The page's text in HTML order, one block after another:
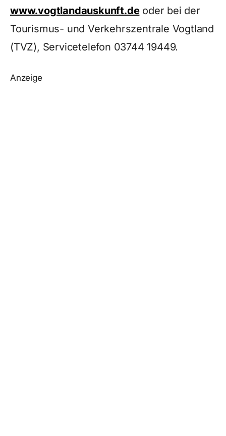
www.vogtlandauskunft.deoder bei der
Tourismus- und Verkehrszentrale Vogtland
(TVZ), Servicetelefon 03744 19449.
Anzeige